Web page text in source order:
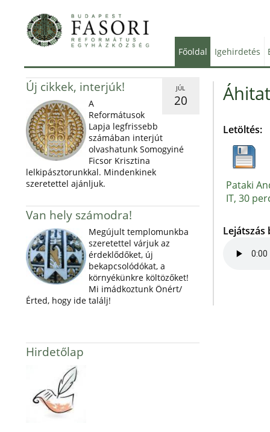
Főoldal Igehirdetés
JÚL
20
Új cikkek, interjúk!
A
Reformátusok
Lapja legfrissebb
számában interjút
olvashatunk Somogyiné
Ficsor Krisztina
lelkipásztorunkkal. Mindenkinek
szeretettel ajánljuk.
Van hely számodra!
Megújult templomunkba
szeretettel várjuk az
érdeklődőket, új
bekapcsolódókat, a
környékünkre költözőket!
Mi imádkoztunk Önért/
Érted, hogy ide találj!
Hirdetőlap
Áhitat
Letöltés:
Pataki
IT, 30
Lejátszás